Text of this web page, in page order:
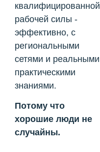
квалифицированной
рабочей силы -
эффективно, с
региональными
сетями и реальными
практическими
знаниями.
Потому что
хорошие люди не
случайны.